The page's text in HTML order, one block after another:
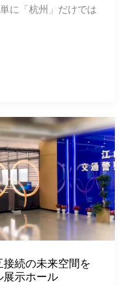
に「杭州」だけでは
続の未来空間を
示ホール